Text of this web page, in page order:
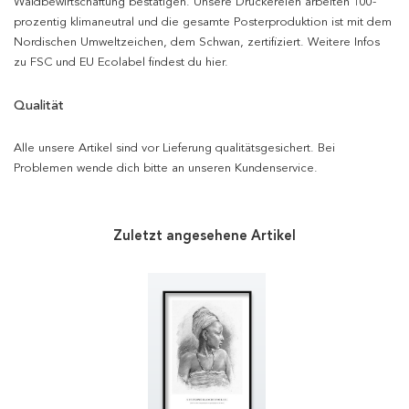
prozentig klimaneutral und die gesamte Posterproduktion ist mit dem
Nordischen Umweltzeichen, dem Schwan, zertifiziert. Weitere Infos
zu FSC und EU Ecolabel findest du hier.
Qualität
Alle unsere Artikel sind vor Lieferung qualitätsgesichert. Bei
Problemen wende dich bitte an unseren Kundenservice.
Zuletzt angesehene Artikel